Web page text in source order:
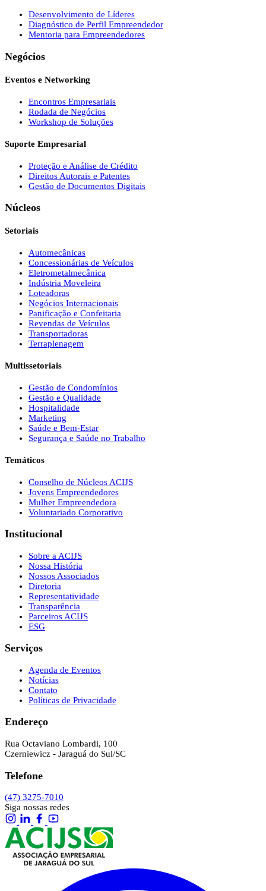
Desenvolvimento de Líderes
Diagnóstico de Perfil Empreendedor
Mentoria para Empreendedores
Negócios
Eventos e Networking
Encontros Empresariais
Rodada de Negócios
Workshop de Soluções
Suporte Empresarial
Proteção e Análise de Crédito
Direitos Autorais e Patentes
Gestão de Documentos Digitais
Núcleos
Setoriais
Automecânicas
Concessionárias de Veículos
Eletrometalmecânica
Indústria Moveleira
Loteadoras
Negócios Internacionais
Panificação e Confeitaria
Revendas de Veículos
Transportadoras
Terraplenagem
Multissetoriais
Gestão de Condomínios
Gestão e Qualidade
Hospitalidade
Marketing
Saúde e Bem-Estar
Segurança e Saúde no Trabalho
Temáticos
Conselho de Núcleos ACIJS
Jovens Empreendedores
Mulher Empreendedora
Voluntariado Corporativo
Institucional
Sobre a ACIJS
Nossa História
Nossos Associados
Diretoria
Representatividade
Transparência
Parceiros ACIJS
ESG
Serviços
Agenda de Eventos
Notícias
Contato
Políticas de Privacidade
Endereço
Rua Octaviano Lombardi, 100
Czerniewicz - Jaraguá do Sul/SC
Telefone
(47) 3275-7010
Siga nossas redes